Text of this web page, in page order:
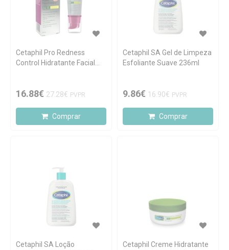
Cetaphil Pro Redness
Control Hidratante Facial
16.88€ 27.28€ PVPR
Comprar
Cetaphil SA Gel de Limpeza
Esfoliante Suave 236ml
9.86€ 16.90€ PVPR
Comprar
Cetaphil SA Loção
Cetaphil Creme Hidratante